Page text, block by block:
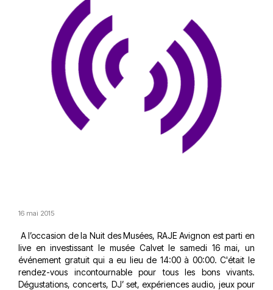
16 mai 2015
A l’occasion de la Nuit des Musées, RAJE Avignon est parti en
live en investissant le musée Calvet le samedi 16 mai, un
événement gratuit qui a eu lieu de 14:00 à 00:00. C'était le
rendez-vous incontournable pour tous les bons vivants.
Dégustations, concerts, DJ’ set, expériences audio, jeux pour